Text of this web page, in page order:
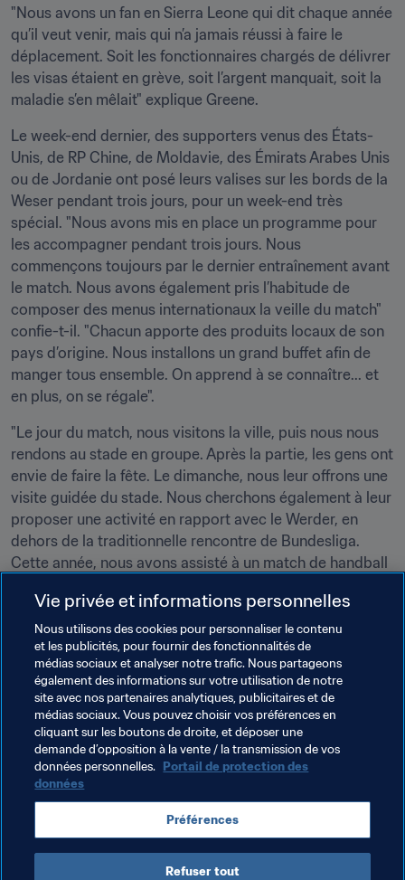
"Nous avons un fan en Sierra Leone qui dit chaque année
qu’il veut venir, mais qui n’a jamais réussi à faire le
déplacement. Soit les fonctionnaires chargés de délivrer
les visas étaient en grève, soit l’argent manquait, soit la
maladie s’en mêlait" explique Greene.
Le week-end dernier, des supporters venus des États-
Unis, de RP Chine, de Moldavie, des Émirats Arabes Unis
ou de Jordanie ont posé leurs valises sur les bords de la
Weser pendant trois jours, pour un week-end très
spécial. "Nous avons mis en place un programme pour
les accompagner pendant trois jours. Nous
commençons toujours par le dernier entraînement avant
le match. Nous avons également pris l’habitude de
composer des menus internationaux la veille du match"
confie-t-il. "Chacun apporte des produits locaux de son
pays d’origine. Nous installons un grand buffet afin de
manger tous ensemble. On apprend à se connaître... et
en plus, on se régale".
"Le jour du match, nous visitons la ville, puis nous nous
rendons au stade en groupe. Après la partie, les gens ont
envie de faire la fête. Le dimanche, nous leur offrons une
visite guidée du stade. Nous cherchons également à leur
proposer une activité en rapport avec le Werder, en
dehors de la traditionnelle rencontre de Bundesliga.
Cette année, nous avons assisté à un match de handball
pour aveugles en compagnie de notre entraîneur
spécialisé, ou le football en marchant... Nous organisons
une activité qui va au-delà de la Bundesliga, mais qui
reste associée au Werder, afin que nos invités se rendent
compte que le Werder ne se résume pas à la Bundesliga."
Thèmes en lien
Germany
Vie privée et informations personnelles
Nous utilisons des cookies pour personnaliser le contenu
et les publicités, pour fournir des fonctionnalités de
médias sociaux et analyser notre trafic. Nous partageons
également des informations sur votre utilisation de notre
site avec nos partenaires analytiques, publicitaires et de
médias sociaux. Vous pouvez choisir vos préférences en
cliquant sur les boutons de droite, et déposer une
demande d’opposition à la vente / la transmission de vos
données personnelles. Portail de protection des
données
Préférences
Refuser tout